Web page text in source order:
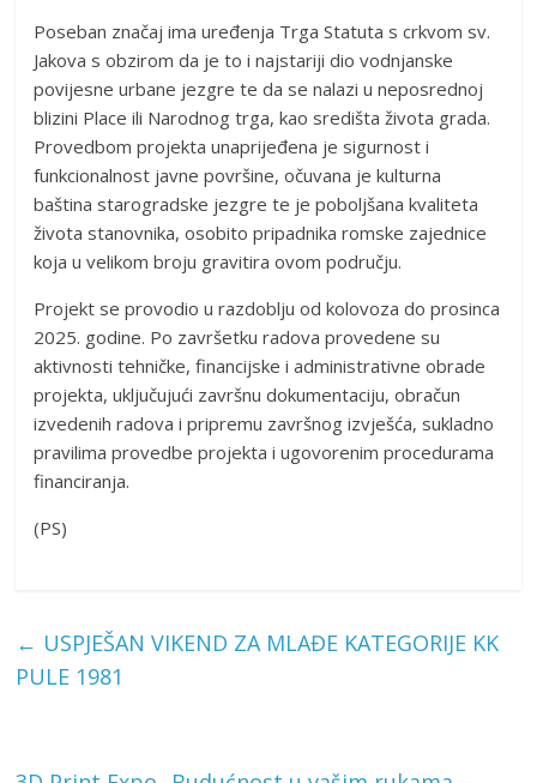
Poseban značaj ima uređenja Trga Statuta s crkvom sv.
Jakova s obzirom da je to i najstariji dio vodnjanske
povijesne urbane jezgre te da se nalazi u neposrednoj
blizini Place ili Narodnog trga, kao središta života grada.
Provedbom projekta unaprijeđena je sigurnost i
funkcionalnost javne površine, očuvana je kulturna
baština starogradske jezgre te je poboljšana kvaliteta
života stanovnika, osobito pripadnika romske zajednice
koja u velikom broju gravitira ovom području.
Projekt se provodio u razdoblju od kolovoza do prosinca
2025. godine. Po završetku radova provedene su
aktivnosti tehničke, financijske i administrativne obrade
projekta, uključujući završnu dokumentaciju, obračun
izvedenih radova i pripremu završnog izvješća, sukladno
pravilima provedbe projekta i ugovorenim procedurama
financiranja.
(PS)
← USPJEŠAN VIKEND ZA MLAĐE KATEGORIJE KK
PULE 1981